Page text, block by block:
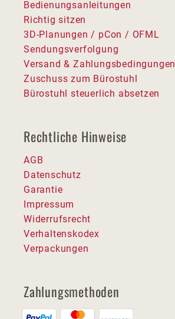
Bedienungsanleitungen
Richtig sitzen
3D-Planungen / pCon / OFML
Sendungsverfolgung
Versand & Zahlungsbedingungen
Zuschuss zum Bürostuhl
Bürostuhl steuerlich absetzen
Rechtliche Hinweise
AGB
Datenschutz
Garantie
Impressum
Widerrufsrecht
Verhaltenskodex
Verpackungen
Zahlungsmethoden